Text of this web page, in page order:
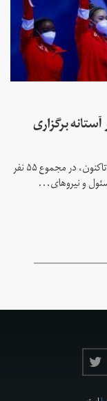
برگزاری
بر اساس آمار کمیته برگزاری المپیک توکیو، از اول ژوییه تاکنون، در مجموع ۵۵ نفر
و نیروهای...